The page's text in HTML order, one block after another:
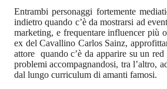
Entrambi personaggi fortemente
indietro quando c’è da mostrarsi ad
marketing, e frequentare influencer più
ex del Cavallino Carlos Sainz,
attore quando c’è da apparire su un
problemi accompagnandosi, tra l’altro,
dal lungo curriculum di amanti famosi.